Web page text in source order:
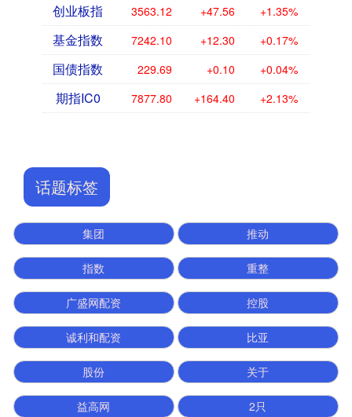
创业板指 3563.12 +47.56 +1.35%
基金指数 7242.10 +12.30 +0.17%
国债指数 229.69 +0.10 +0.04%
期指IC0 7877.80 +164.40 +2.13%
话题标签
集团 推动
指数 重整
广盛网配资 控股
诚利和配资 比亚
股份 关于
益高网 2只